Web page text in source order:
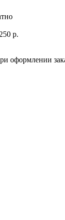
р.
оформлении